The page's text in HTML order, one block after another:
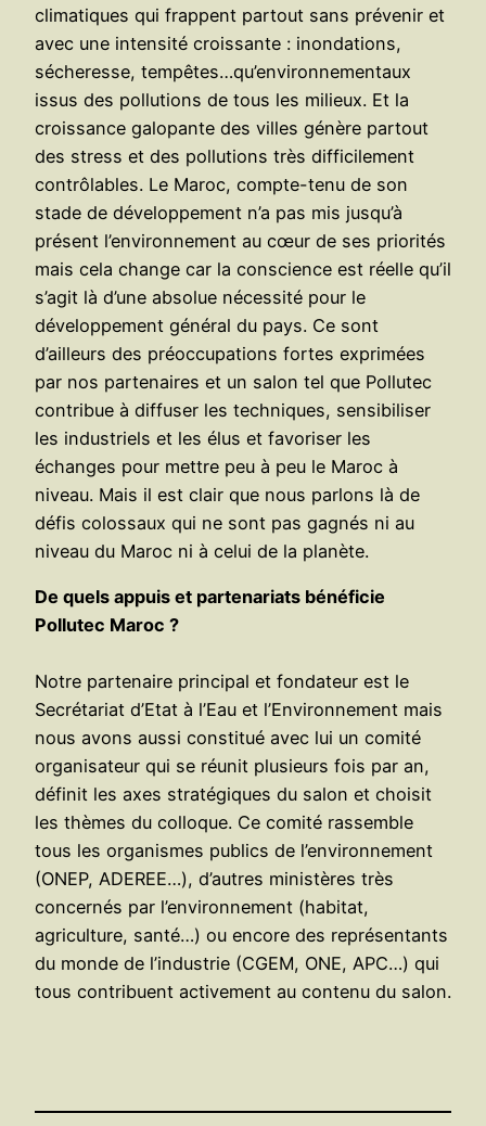
climatiques qui frappent partout sans prévenir et
avec une intensité croissante : inondations,
sécheresse, tempêtes…qu’environnementaux
issus des pollutions de tous les milieux. Et la
croissance galopante des villes génère partout
des stress et des pollutions très difficilement
contrôlables. Le Maroc, compte-tenu de son
stade de développement n’a pas mis jusqu’à
présent l’environnement au cœur de ses priorités
mais cela change car la conscience est réelle qu’il
s’agit là d’une absolue nécessité pour le
développement général du pays. Ce sont
d’ailleurs des préoccupations fortes exprimées
par nos partenaires et un salon tel que Pollutec
contribue à diffuser les techniques, sensibiliser
les industriels et les élus et favoriser les
échanges pour mettre peu à peu le Maroc à
niveau. Mais il est clair que nous parlons là de
défis colossaux qui ne sont pas gagnés ni au
niveau du Maroc ni à celui de la planète.
De quels appuis et partenariats bénéficie
Pollutec Maroc ?
Notre partenaire principal et fondateur est le
Secrétariat d’Etat à l’Eau et l’Environnement mais
nous avons aussi constitué avec lui un comité
organisateur qui se réunit plusieurs fois par an,
définit les axes stratégiques du salon et choisit
les thèmes du colloque. Ce comité rassemble
tous les organismes publics de l’environnement
(ONEP, ADEREE…), d’autres ministères très
concernés par l’environnement (habitat,
agriculture, santé…) ou encore des représentants
du monde de l’industrie (CGEM, ONE, APC…) qui
tous contribuent activement au contenu du salon.